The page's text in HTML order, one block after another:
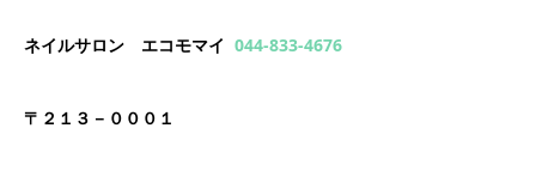
ネイルサロン エコモマイ 044-833-4676
〒２１３－０００１